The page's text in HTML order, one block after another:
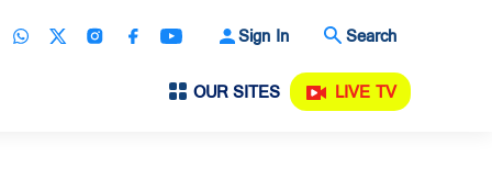
Sign In Search
OUR SITES LIVE TV